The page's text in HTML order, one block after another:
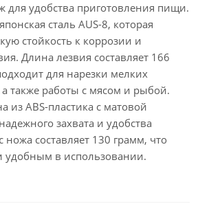
удобства приготовления пищи.
сталь AUS-8, которая
стойкость к коррозии и
Длина лезвия составляет 166
для нарезки мелких
также работы с мясом и рыбой.
из ABS-пластика с матовой
захвата и удобства
ножа составляет 130 грамм, что
удобным в использовании.